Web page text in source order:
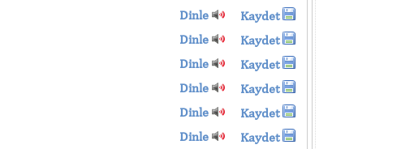
Dinle
Kaydet
Dinle
Kaydet
Dinle
Kaydet
Dinle
Kaydet
Dinle
Kaydet
Dinle
Kaydet